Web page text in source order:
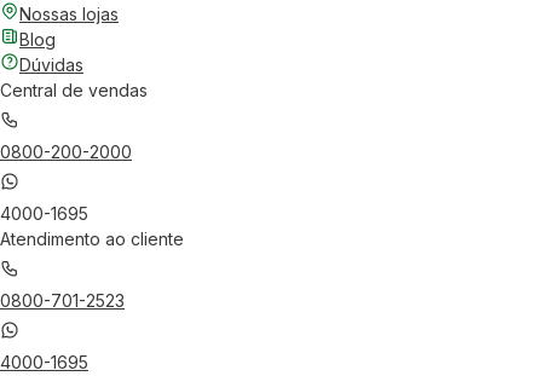
Nossas lojas
Blog
Dúvidas
Central de vendas
0800-200-2000
4000-1695
Atendimento ao cliente
0800-701-2523
4000-1695